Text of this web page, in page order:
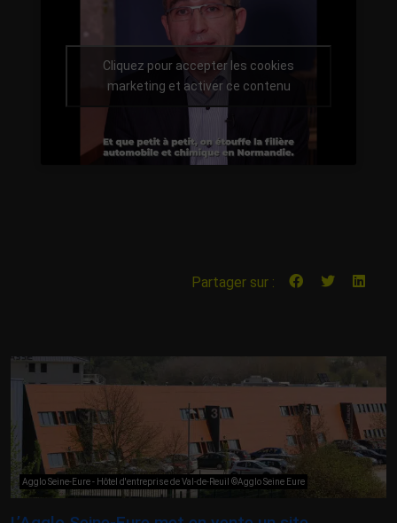
Cliquez pour accepter les cookies
marketing et activer ce contenu
Partager sur :
Agglo Seine-Eure - Hôtel d'entreprise de Val-de-Reuil ©Agglo Seine Eure